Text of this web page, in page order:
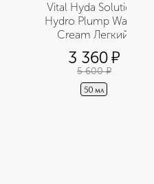
Vital Hyda Solution
Hydro Plump Water
Cream Легкий
увлажняющий крем для
лица
3 360¤
5 600 ¤
50 мл